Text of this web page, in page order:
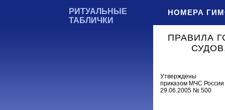
РИТУАЛЬНЫЕ
ТАБЛИЧКИ
НОМЕРА
ПРАВИЛА
Утверждены
приказом МЧС России
29.06.2005 № 500